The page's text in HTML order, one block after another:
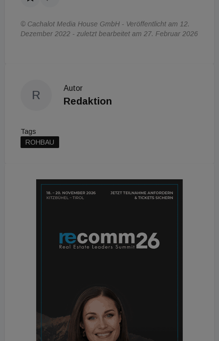
© Cachalot Media House GmbH - Veröffentlicht am 12.
Dezember 2022 - zuletzt bearbeitet am 27. Februar 2026
R
Autor
Redaktion
Tags
ROHBAU